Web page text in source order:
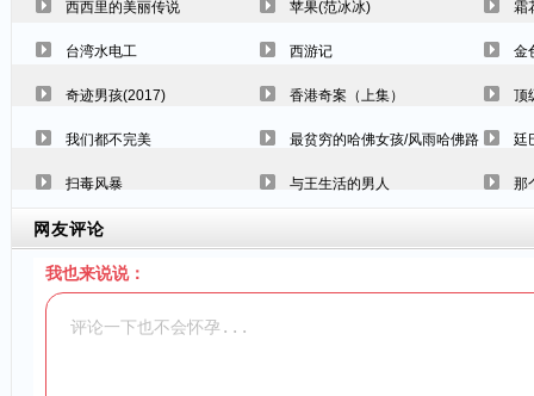
西西里的美丽传说 苹果(范冰冰) 霜
台湾水电工 西游记 金
奇迹男孩(2017) 香港奇案（上集） 顶
我们都不完美 最贫穷的哈佛女孩/风雨哈佛路 廷
扫毒风暴 与王生活的男人 那
网友评论
我也来说说：